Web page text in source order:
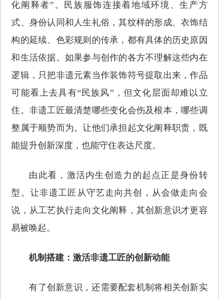
化阐释者”。民族服饰连接着地域环境、生产方
式、身份认同和人生礼俗，其纹样的形成、衣饰结
构的延续、色彩规则的传承，都有具体的历史原因
和生活依据。如果参与创作的各方不理解这些内在
逻辑，只把非遗元素当作装饰符号提取出来，作品
可能看上去具有“民族风”，但文化层面却难以立
住。非遗工匠最清楚哪些变化会伤及根本，哪些调
整属于顺势而为。让他们承担起文化阐释职责，既
能提升创新深度，也能守住表达尺度。
由此看，激活内生创造力的起点正是身份转
型。让非遗工匠从守艺走向共创，从会做走向会
说，从工艺执行走向文化阐释，其创新意识才更容
易被唤起。
机制搭建：激活非遗工匠的创新动能
有了创新意识，还需要配套机制将相关创新实